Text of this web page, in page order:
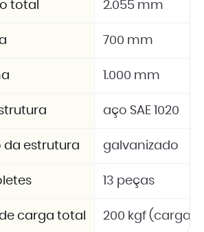
total 2.055 mm
700 mm
1.000 mm
aço SAE 1020
estrutura galvanizado
13 peças
carga total 200 kgf (carga